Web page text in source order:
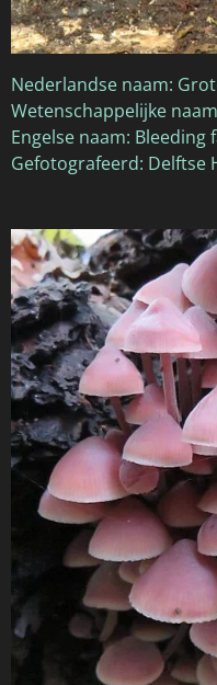
Nederlandse naam:
Wetenschappelijke
Engelse naam: Bleeding
Gefotografeerd: Delftse